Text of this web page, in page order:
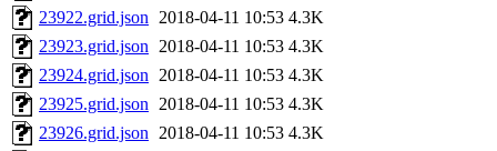
23922.grid.json 2018-04-11 10:53 4.3K
23923.grid.json 2018-04-11 10:53 4.3K
23924.grid.json 2018-04-11 10:53 4.3K
23925.grid.json 2018-04-11 10:53 4.3K
23926.grid.json 2018-04-11 10:53 4.3K